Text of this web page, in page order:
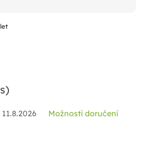
11.8.2026 Možnosti doručení